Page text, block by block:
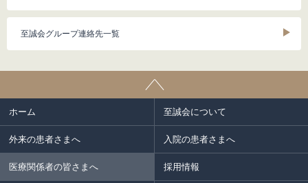
至誠会グループ連絡先一覧
ホーム 至誠会について
外来の患者さまへ 入院の患者さまへ
医療関係者の皆さまへ 採用情報